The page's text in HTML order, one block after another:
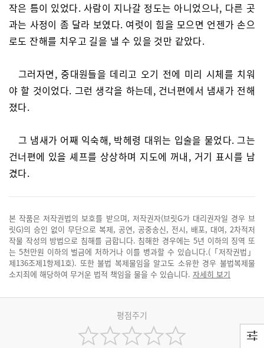
작은 틈이 있었다. 사람이 지나갈 정도는 아니었으나, 다른 곳
과는 사정이 좀 달라 보였다. 여럿이 힘을 모으면 언젠가 손으
로도 잔해를 치우고 길을 낼 수 있을 것만 같았다.
그러자면, 중대원들을 데리고 오기 전에 미리 시체를 치워
야 할 것이었다. 그런 생각을 하는데, 건너편에서 냄새가 전해
졌다.
그 냄새가 어째 익숙해, 박헤령 대위는 입술을 물었다. 그는
건너편에 있을 셰프를 상상하며 지도에 꺼내, 거기 표시를 남
겼다.
본 작품은 저작권법의 보호를 받으며, 저작권자(브릿G가 대리권자일 경우 브
릿G)의 승인 없이 무단으로 복제, 공연, 공중송신, 전시, 배포, 대여, 2차적저
작물 작성의 방법으로 침해를 금합니다. 침해한 경우에는 5년 이하의 징역 또
는 5천만원 이하의 벌금에 처하거나 이를 병과할 수 있습니다.(「저작권법」
제136조제1항제1호). 또한 불법 복제물임을 알고도 소유한 경우 불법복제물
소지죄에 해당하여 무거운 법적 책임을 물을 수 있습니다. 자세히 보기
평점주기